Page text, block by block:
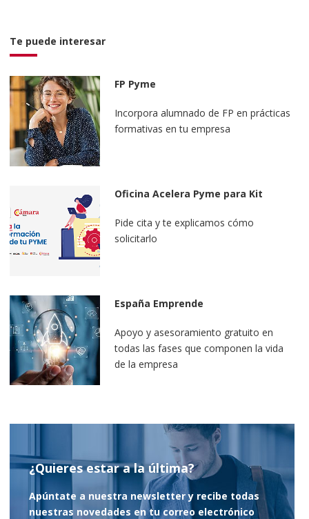
Te puede interesar
FP Pyme
Incorpora alumnado de FP en prácticas
formativas en tu empresa
Oficina Acelera Pyme para Kit
Pide cita y te explicamos cómo
solicitarlo
España Emprende
Apoyo y asesoramiento gratuito en
todas las fases que componen la vida
de la empresa
¿Quieres estar a la última?
Apúntate a nuestra newsletter y recibe todas
nuestras novedades en tu correo electrónico